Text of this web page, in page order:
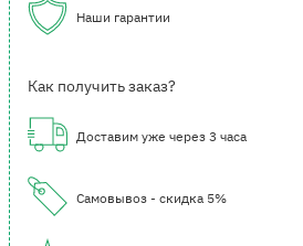
Наши гарантии
Как получить заказ?
Доставим уже через 3 часа
Самовывоз - скидка 5%